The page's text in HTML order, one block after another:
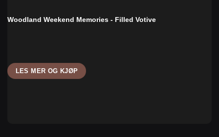
Woodland Weekend Memories - Filled Votive
LES MER OG KJØP